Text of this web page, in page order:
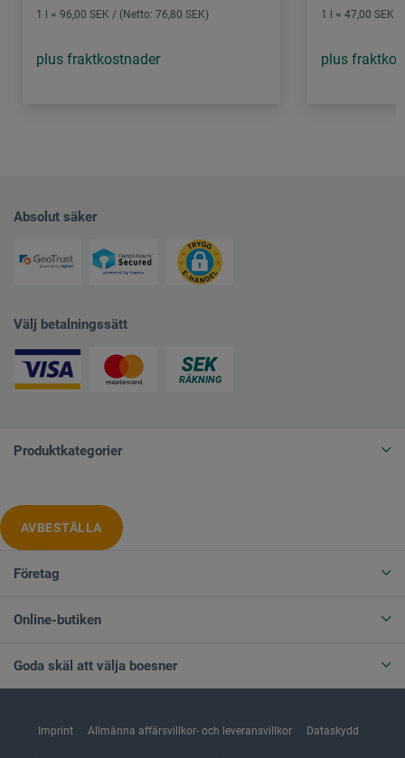
1 l = 96,00 SEK / (Netto: 76,80 SEK)
plus fraktkostnader
1 l = 47,00 SEK
plus
Absolut säker
Välj betalningssätt
Produktkategorier
AVBESTÄLLA
Företag
Online-butiken
Goda skäl att välja boesner
Imprint Allmänna affärsvillkor- och leveransvillkor Dataskydd